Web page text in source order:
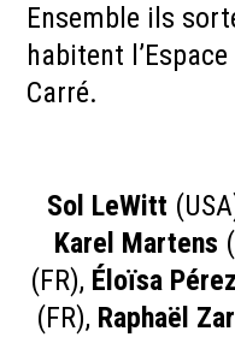
Ensemble ils
habitent
Carré.
Sol LeWitt
Karel Martens
(FR), Éloïsa Pérez
(FR), Raphaël